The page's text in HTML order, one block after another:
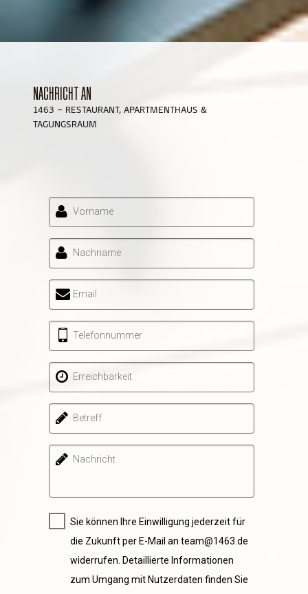
NACHRICHT AN
1463 – RESTAURANT, APARTMENTHAUS &
TAGUNGSRAUM
Vorname
Nachname
Email
Telefonnummer
Erreichbarkeit
Betreff
Nachricht
Sie können Ihre Einwilligung jederzeit für
die Zukunft per E-Mail an team@1463.de
widerrufen. Detaillierte Informationen
zum Umgang mit Nutzerdaten finden Sie